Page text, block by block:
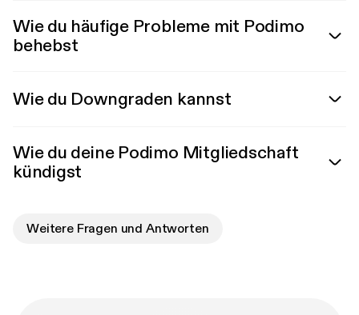
Wie du häufige Probleme mit Podimo
behebst
Wie du Downgraden kannst
Wie du deine Podimo Mitgliedschaft
kündigst
Weitere Fragen und Antworten